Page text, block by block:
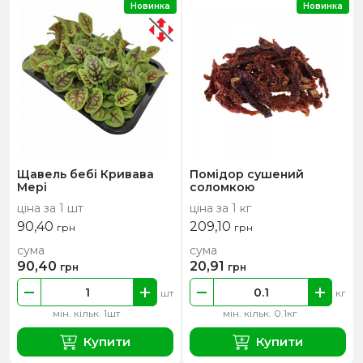
Щавель бебі Кривава
Мері
ціна за 1 шт
90,40 грн
мін. кільк. 1шт
шт
сума
90,40 грн
Купити
Новинка
Помідор сушений
соломкою
ціна за 1 кг
209,10 грн
мін. кільк. 0.1кг
кг
сума
20,91 грн
Купити
Новинка